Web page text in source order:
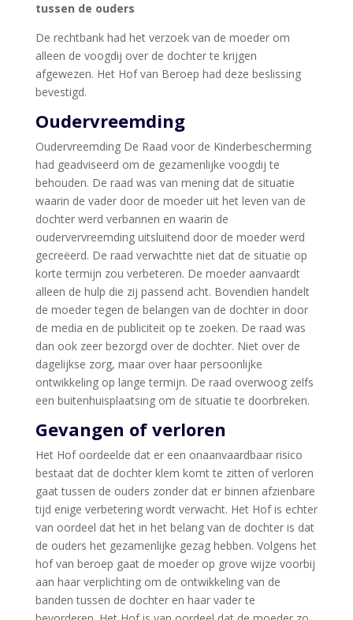
tussen de ouders
De rechtbank had het verzoek van de moeder om
alleen de voogdij over de dochter te krijgen
afgewezen. Het Hof van Beroep had deze beslissing
bevestigd.
Oudervreemding
Oudervreemding De Raad voor de Kinderbescherming
had geadviseerd om de gezamenlijke voogdij te
behouden. De raad was van mening dat de situatie
waarin de vader door de moeder uit het leven van de
dochter werd verbannen en waarin de
oudervervreemding uitsluitend door de moeder werd
gecreëerd. De raad verwachtte niet dat de situatie op
korte termijn zou verbeteren. De moeder aanvaardt
alleen de hulp die zij passend acht. Bovendien handelt
de moeder tegen de belangen van de dochter in door
de media en de publiciteit op te zoeken. De raad was
dan ook zeer bezorgd over de dochter. Niet over de
dagelijkse zorg, maar over haar persoonlijke
ontwikkeling op lange termijn. De raad overwoog zelfs
een buitenhuisplaatsing om de situatie te doorbreken.
Gevangen of verloren
Het Hof oordeelde dat er een onaanvaardbaar risico
bestaat dat de dochter klem komt te zitten of verloren
gaat tussen de ouders zonder dat er binnen afzienbare
tijd enige verbetering wordt verwacht. Het Hof is echter
van oordeel dat het in het belang van de dochter is dat
de ouders het gezamenlijke gezag hebben. Volgens het
hof van beroep gaat de moeder op grove wijze voorbij
aan haar verplichting om de ontwikkeling van de
banden tussen de dochter en haar vader te